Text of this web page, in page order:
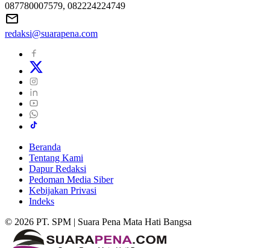
087780007579, 082224224749
redaksi@suarapena.com
Beranda
Tentang Kami
Dapur Redaksi
Pedoman Media Siber
Kebijakan Privasi
Indeks
© 2026 PT. SPM | Suara Pena Mata Hati Bangsa